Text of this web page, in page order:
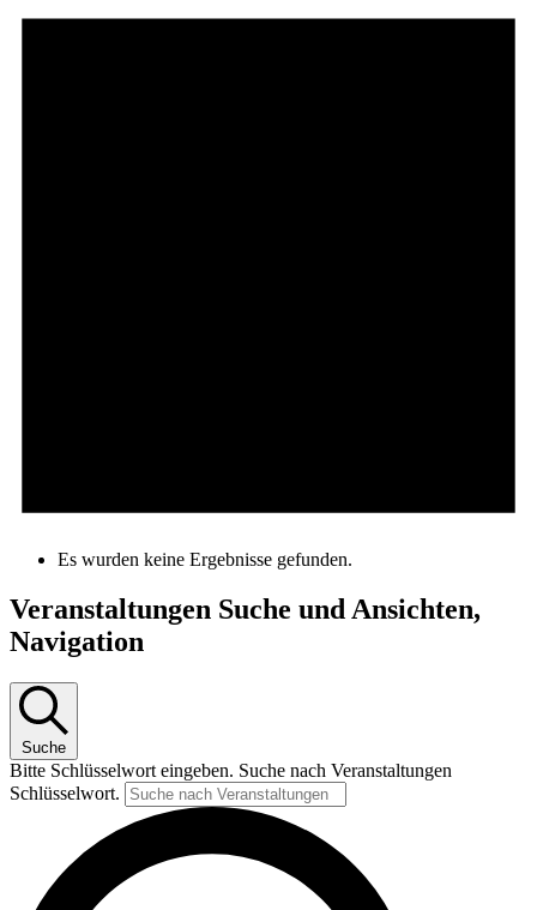
Es wurden keine Ergebnisse gefunden.
Veranstaltungen Suche und Ansichten,
Navigation
Suche
Bitte Schlüsselwort eingeben. Suche nach Veranstaltungen
Schlüsselwort.